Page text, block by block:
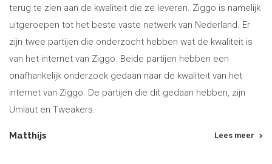
terug te zien aan de kwaliteit die ze leveren. Ziggo is namelijk
uitgeroepen tot het beste vaste netwerk van Nederland. Er
zijn twee partijen die onderzocht hebben wat de kwaliteit is
van het internet van Ziggo. Beide partijen hebben een
onafhankelijk onderzoek gedaan naar de kwaliteit van het
internet van Ziggo. De partijen die dit gedaan hebben, zijn
Umlaut en Tweakers.
Matthijs Lees meer